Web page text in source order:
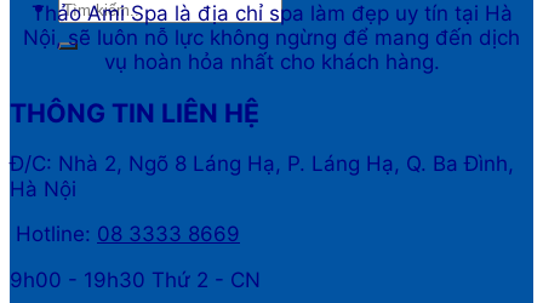
Thảo Ami Spa là địa chỉ spa làm đẹp uy tín tại Hà
Nội, sẽ luôn nỗ lực không ngừng để mang đến dịch
vụ hoàn hỏa nhất cho khách hàng.
THÔNG TIN LIÊN HỆ
Đ/C: Nhà 2, Ngõ 8 Láng Hạ, P. Láng Hạ, Q. Ba Đình,
Hà Nội
Hotline: 08 3333 8669
9h00 - 19h30 Thứ 2 - CN